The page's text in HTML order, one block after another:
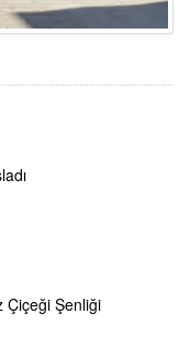
Çiçeği Şenliği